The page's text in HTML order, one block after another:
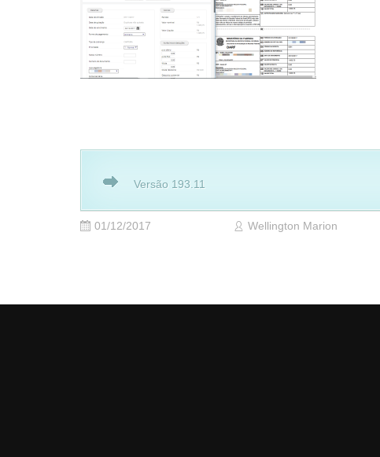
Versão 193.11
01/12/2017 Wellington Marion